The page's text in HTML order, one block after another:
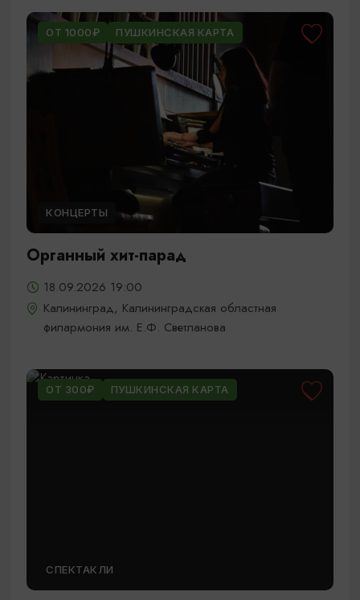
ОТ 1000₽ ПУШКИНСКАЯ КАРТА
КОНЦЕРТЫ
Органный хит-парад
18.09.2026 19:00
Калининград, Калининградская областная
филармония им. Е.Ф. Светланова
ОТ 300₽ ПУШКИНСКАЯ КАРТА
СПЕКТАКЛИ